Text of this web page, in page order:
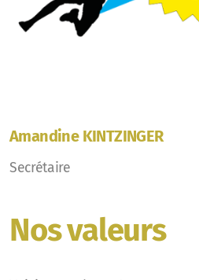
Amandine KINTZINGER
Secrétaire
Nos valeurs